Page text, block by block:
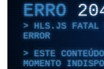
ERRO
HLS.JS FATAL
ERROR
ESTE
MOMENTO